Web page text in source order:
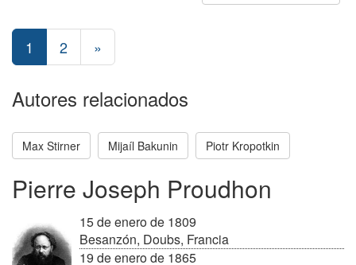
1 2 »
Autores relacionados
Max Stirner Mijaíl Bakunin Piotr Kropotkin
Pierre Joseph Proudhon
15 de enero de 1809
Besanzón, Doubs, Francia
19 de enero de 1865